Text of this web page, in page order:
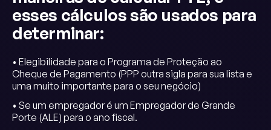
esses cálculos são usados para
determinar:
• Elegibilidade para o Programa de Proteção ao
Cheque de Pagamento (PPP outra sigla para sua lista e
uma muito importante para o seu negócio)
• Se um empregador é um Empregador de Grande
Porte (ALE) para o ano fiscal.